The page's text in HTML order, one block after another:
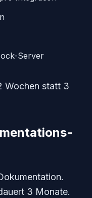
Server
Wochen statt 3
3 Monate.